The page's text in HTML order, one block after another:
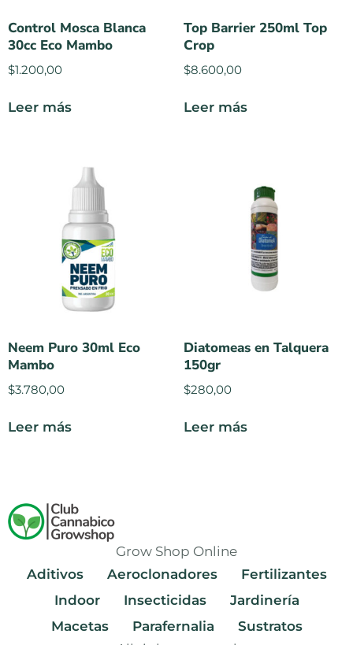
Control Mosca Blanca
30cc Eco Mambo
$1.200,00
Leer más
Top Barrier 250ml Top
Crop
$8.600,00
Leer más
Neem Puro 30ml Eco
Mambo
$3.780,00
Leer más
Diatomeas en Talquera
150gr
$280,00
Leer más
Grow Shop Online
Aditivos
Aeroclonadores
Fertilizantes
Indoor
Insecticidas
Jardinería
Macetas
Parafernalia
Sustratos